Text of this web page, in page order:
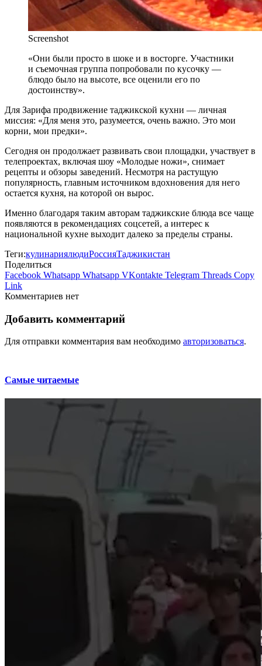
Screenshot
«Они были просто в шоке и в восторге. Участники
и съемочная группа попробовали по кусочку —
блюдо было на высоте, все оценили его по
достоинству».
Для Зарифа продвижение таджикской кухни — личная
миссия: «Для меня это, разумеется, очень важно. Это мои
корни, мои предки».
Сегодня он продолжает развивать свои площадки, участвует в
телепроектах, включая шоу «Молодые ножи», снимает
рецепты и обзоры заведений. Несмотря на растущую
популярность, главным источником вдохновения для него
остается кухня, на которой он вырос.
Именно благодаря таким авторам таджикские блюда все чаще
появляются в рекомендациях соцсетей, а интерес к
национальной кухне выходит далеко за пределы страны.
Теги:кулинариялюдиРоссияТаджикистан
Поделиться
Facebook Whatsapp Whatsapp VKontakte Telegram Threads Copy
Link
Комментариев нет
Добавить комментарий
Для отправки комментария вам необходимо авторизоваться.
Самые читаемые